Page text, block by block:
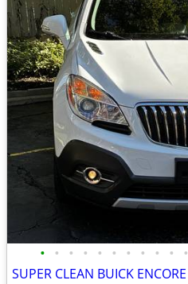
• • • • • • • • • • •
SUPER CLEAN BUICK ENCORE